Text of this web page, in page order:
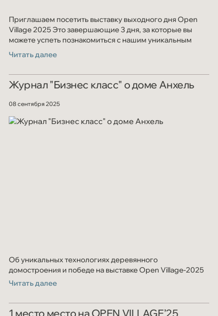
Приглашаем посетить выставку выходного дня Open
Village 2025 Это завершающие 3 дня, за которые вы
можете успеть познакомиться с нашим уникальным
домом "Анхель"
Читать далее
Журнал "Бизнес класс" о доме Анхель
08 сентября 2025
Об уникальных технологиях деревянного
домостроения и победе на выставке Open Village-2025
Читать далее
1 место место на OPEN VILLAGE’25